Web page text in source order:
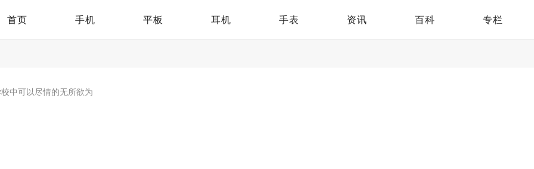
首页 手机 平板 耳机 手表 资讯 百科 专栏
中可以尽情的无所欲为